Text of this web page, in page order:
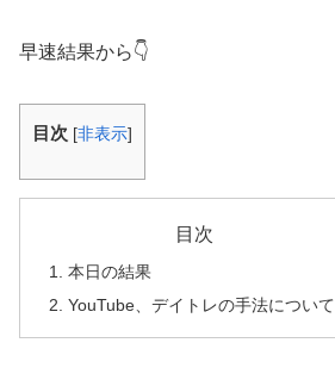
早速結果から👇
目次 [非表示]
目次
本日の結果
YouTube、デイトレの手法について